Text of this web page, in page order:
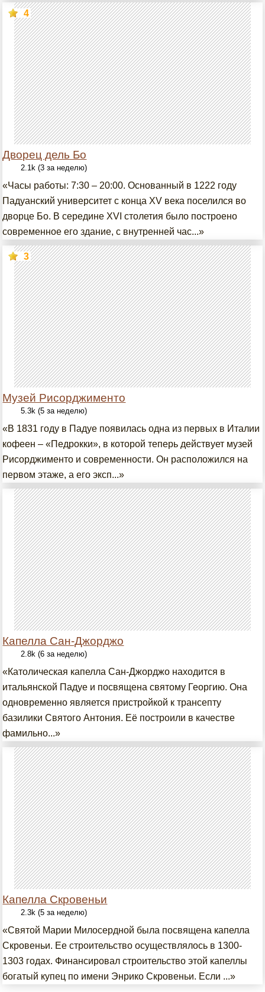
Дворец дель Бо
4
2.1k (3 за неделю)
«Часы работы: 7:30 – 20:00. Основанный в 1222 году
Падуанский университет с конца XV века поселился во
дворце Бо. В середине XVI столетия было построено
современное его здание, с внутренней час...»
Музей Рисорджименто
3
5.3k (5 за неделю)
«В 1831 году в Падуе появилась одна из первых в Италии
кофеен – «Педрокки», в которой теперь действует музей
Рисорджименто и современности. Он расположился на
первом этаже, а его эксп...»
Капелла Сан-Джорджо
2.8k (6 за неделю)
«Католическая капелла Сан-Джорджо находится в
итальянской Падуе и посвящена святому Георгию. Она
одновременно является пристройкой к трансепту
базилики Святого Антония. Её построили в качестве
фамильно...»
Капелла Скровеньи
2.3k (5 за неделю)
«Святой Марии Милосердной была посвящена капелла
Скровеньи. Ее строительство осуществлялось в 1300-
1303 годах. Финансировал строительство этой капеллы
богатый купец по имени Энрико Скровеньи. Если ...»